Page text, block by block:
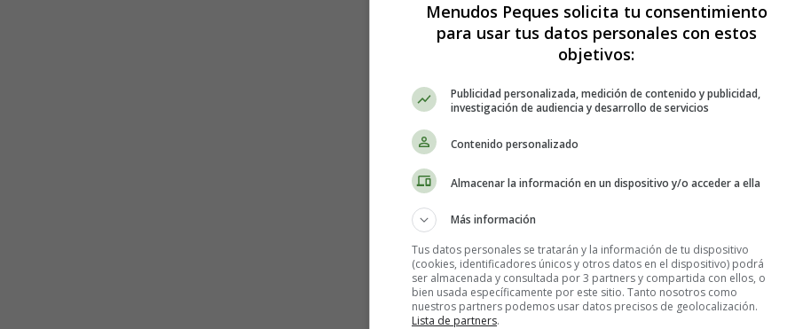
Menudos Peques solicita tu consentimiento
para usar tus datos personales con estos
objetivos:
Publicidad personalizada, medición de contenido y publicidad,
investigación de audiencia y desarrollo de servicios
Contenido personalizado
Almacenar la información en un dispositivo y/o acceder a ella
Más información
Tus datos personales se tratarán y la información de tu dispositivo
(cookies, identificadores únicos y otros datos en el dispositivo) podrá
ser almacenada y consultada por 3 partners y compartida con ellos, o
bien usada específicamente por este sitio. Tanto nosotros como
nuestros partners podemos usar datos precisos de geolocalización.
Lista de partners.